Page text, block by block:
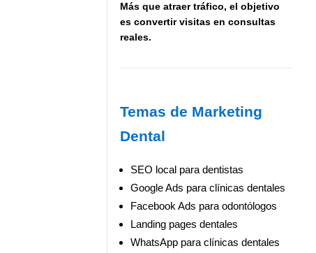
Más que atraer tráfico, el objetivo
es convertir visitas en consultas
reales.
Temas de Marketing
Dental
SEO local para dentistas
Google Ads para clínicas dentales
Facebook Ads para odontólogos
Landing pages dentales
WhatsApp para clínicas dentales